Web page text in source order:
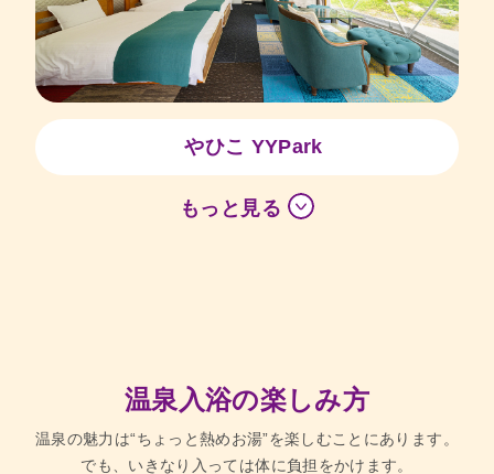
やひこ YYPark
もっと見る
温泉入浴の楽しみ方
温泉の魅力は“ちょっと熱めお湯”を楽しむことにあります。
でも、いきなり入っては体に負担をかけます。